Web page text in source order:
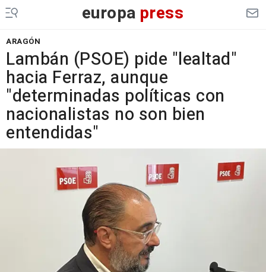
europa press
ARAGÓN
Lambán (PSOE) pide "lealtad"
hacia Ferraz, aunque
"determinadas políticas con
nacionalistas no son bien
entendidas"